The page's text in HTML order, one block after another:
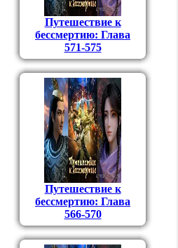
Путешествие к
бессмертию: Глава
571-575
Путешествие к
бессмертию: Глава
566-570